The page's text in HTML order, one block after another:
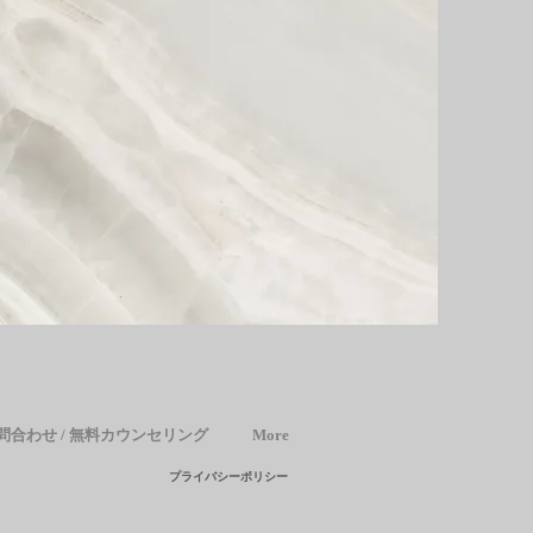
合わせ / 無料カウンセリング More
プライバシーポリシー